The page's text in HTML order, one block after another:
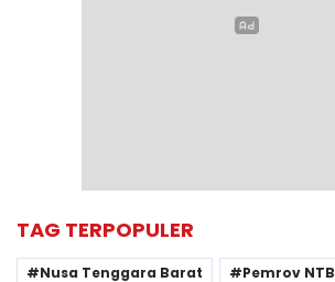
TAG TERPOPULER
Nusa Tenggara Barat Pemrov NTB